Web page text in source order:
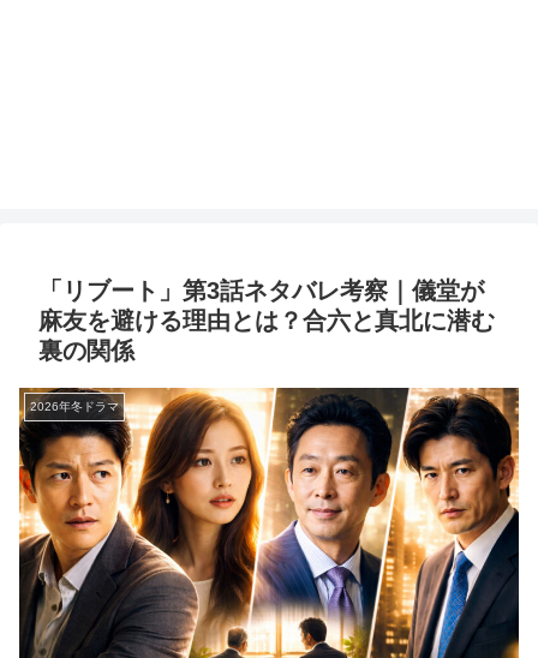
「リブート」第3話ネタバレ考察｜儀堂が
麻友を避ける理由とは？合六と真北に潜む
裏の関係
2026年冬ドラマ